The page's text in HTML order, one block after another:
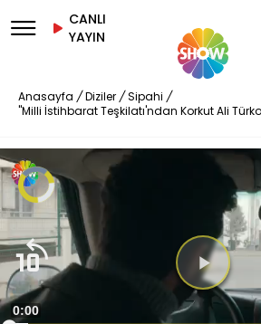
CANLI
YAYIN
Anasayfa / Diziler / Sipahi /
"Milli İstihbarat Teşkilatı'ndan Korkut Ali
Süre
0:00